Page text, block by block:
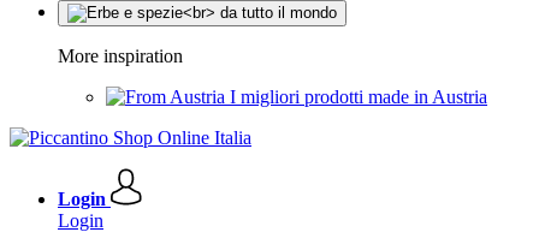
More inspiration
I migliori prodotti made in Austria
Login
Login